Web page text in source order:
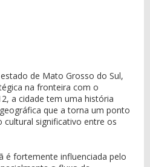
de Mato Grosso do Sul,
na fronteira com o
a cidade tem uma história
que a torna um ponto
significativo entre os
é fortemente influenciada pelo